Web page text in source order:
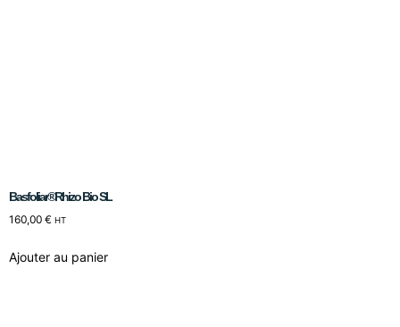
Basfoliar®Rhizo Bio SL
160,00 € HT
Ajouter au panier